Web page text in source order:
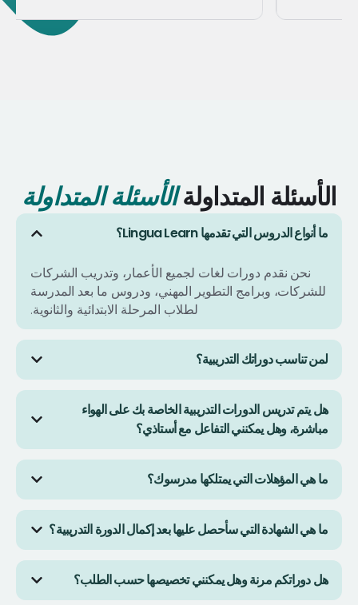
الأسئلة المتداولةالأسئلة المتداولة
ما أنواع الدروس التي تقدمها Lingua Learn؟
نحن نقدم دورات لغات لجميع الأعمار، وتدريب الشركات
للشركات، وبرامج التطوير المهني، ودروس ما بعد المدرسة
لطلاب المرحلة الابتدائية والثانوية.
لمن تناسب دوراتك التدريبية؟
الشخصي، والشركات التي تتطلع إلى تطوير مهارات فرق
عملها، وأولياء الأمور الذين يرغبون في تقديم الدعم
هل يتم تدريس الدورات التدريبية الخاصة بك على الهواء
مباشرة، وهل يمكنني التفاعل مع أستاذي؟
الأم أو خبراء في الموضوع. ستتمكن من طرح الأسئلة
ما هي المؤهلات التي يمتلكها مدرسوك؟
يخضع مدرسونا لعملية توظيف صارمة للتأكد من أنهم
مؤهلون تماماً ويتمتعون بخبرة واسعة في التدريس. يتم
الحصول على أفضل تجربة تعليمية.
ما هي الشهادة التي سأحصل عليها بعد إكمال الدورة التدريبية؟
من قبل CEFR. بالنسبة للدورات المهنية والتعليمية،
هل دوراتكم مرنة وهل يمكنني تخصيصها حسب الطلب؟